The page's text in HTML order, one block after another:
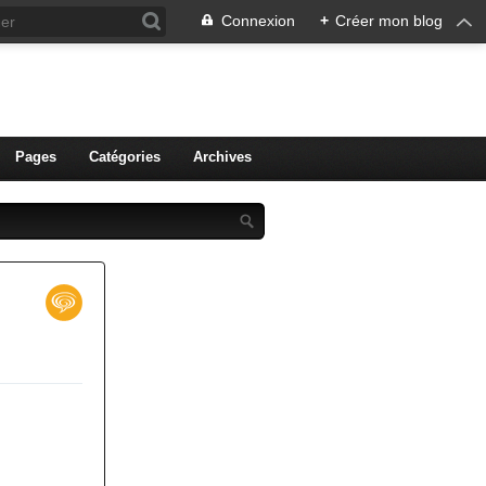
Connexion + Créer mon blog
Pages Catégories Archives